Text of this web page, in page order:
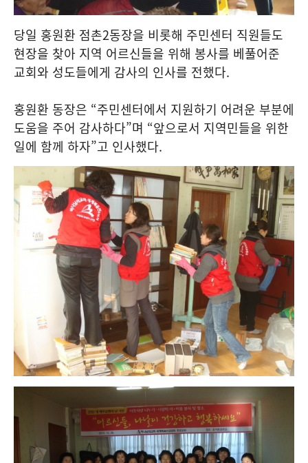
당일 홍원환 점촌2동장을 비롯해 주민센터 직원들도
현장을 찾아 지역 어르신들을 위해 봉사를 베풀어준
교회와 성도들에게 감사의 인사를 전했다.
홍원환 동장은 “주민센터에서 지원하기 어려운 부분에
도움을 주어 감사하다”며 “앞으로서 지역민들을 위한
일에 함께 하자”고 인사했다.